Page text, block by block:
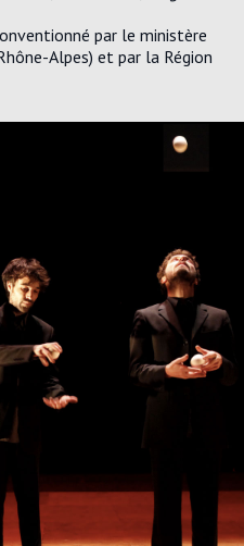
par le ministère
Alpes) et par la Région